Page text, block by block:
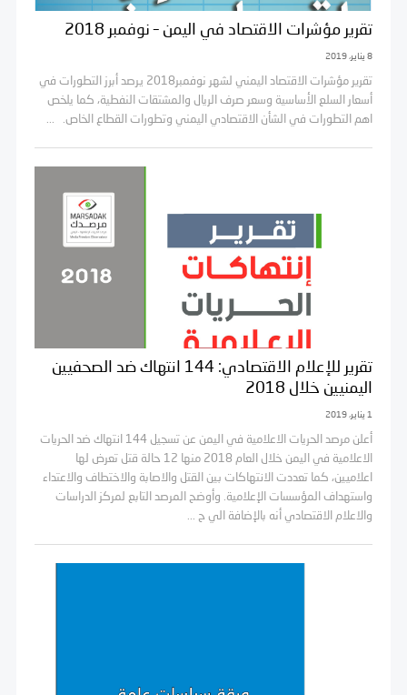
تقرير مؤشرات الاقتصاد في اليمن – نوفمبر 2018
8 يناير، 2019
تقرير مؤشرات الاقتصاد اليمني لشهر نوفمبر2018 يرصد أبرز التطورات في
أسعار السلع الأساسية وسعر صرف الريال والمشتقات النفطية، كما يلخص
اهم التطورات في الشأن الاقتصادي اليمني وتطورات القطاع الخاص. ...
تقرير للإعلام الاقتصادي: 144 انتهاك ضد الصحفيين
اليمنيين خلال 2018
1 يناير، 2019
أعلن مرصد الحريات الاعلامية في اليمن عن تسجيل 144 انتهاك ضد الحريات
الاعلامية في اليمن خلال العام 2018 منها 12 حالة قتل تعرض لها
اعلاميين، كما تعددت الانتهاكات بين القتل والاصابة والاختطاف والاعتداء
واستهداف المؤسسات الإعلامية. وأوضح المرصد التابع لمركز الدراسات
والاعلام الاقتصادي أنه بالإضافة الي ح ...